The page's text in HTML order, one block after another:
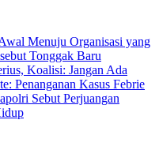
Menuju Organisasi yang
Tonggak Baru
Koalisi: Jangan Ada
Penanganan Kasus Febrie
Sebut Perjuangan